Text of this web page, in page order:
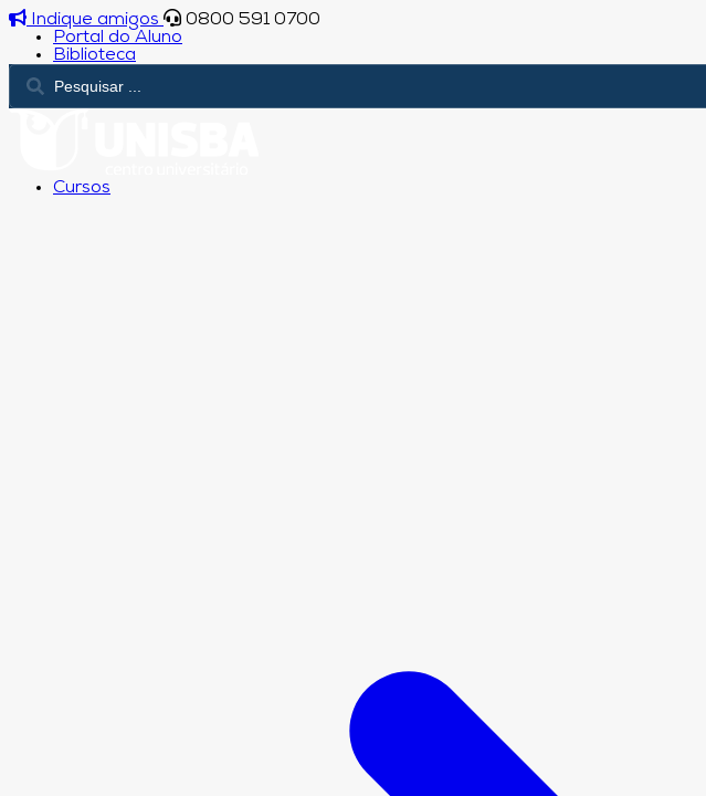
Indique amigos
0800 591 0700
Portal do Aluno
Biblioteca
Cursos